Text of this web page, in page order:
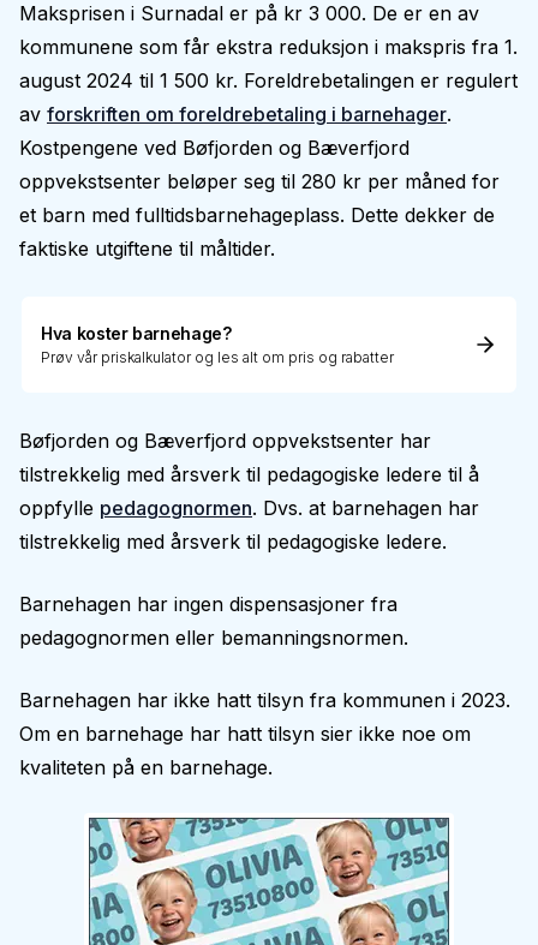
Maksprisen i Surnadal er på kr 3 000. De er en av
kommunene som får ekstra reduksjon i makspris fra 1.
august 2024 til 1 500 kr. Foreldrebetalingen er regulert
av forskriften om foreldrebetaling i barnehager.
Kostpengene ved Bøfjorden og Bæverfjord
oppvekstsenter beløper seg til 280 kr per måned for
et barn med fulltidsbarnehageplass. Dette dekker de
faktiske utgiftene til måltider.
Hva koster barnehage?
Prøv vår priskalkulator og les alt om pris og rabatter
Bøfjorden og Bæverfjord oppvekstsenter har
tilstrekkelig med årsverk til pedagogiske ledere til å
oppfylle pedagognormen. Dvs. at barnehagen har
tilstrekkelig med årsverk til pedagogiske ledere.
Barnehagen har ingen dispensasjoner fra
pedagognormen eller bemanningsnormen.
Barnehagen har ikke hatt tilsyn fra kommunen i 2023.
Om en barnehage har hatt tilsyn sier ikke noe om
kvaliteten på en barnehage.